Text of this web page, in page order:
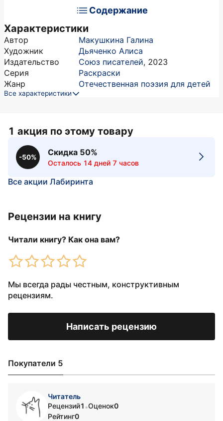
Содержание
Характеристики
Автор
Макушкина Галина
Художник
Дьяченко Алиса
Издательство
Союз писателей, 2023
Серия
Раскраски
Жанр
Отечественная поэзия для детей
Все характеристики
1 акция по этому товару
-50%
Скидка 50%
Осталось 14 дней 7 часов
Все акции Лабиринта
Рецензии на книгу
Читали книгу? Как она вам?
Мы всегда рады честным, конструктивным
рецензиям.
Написать рецензию
Покупатели 5
Читатель
Рецензий1 •Оценок0
Рейтинг0